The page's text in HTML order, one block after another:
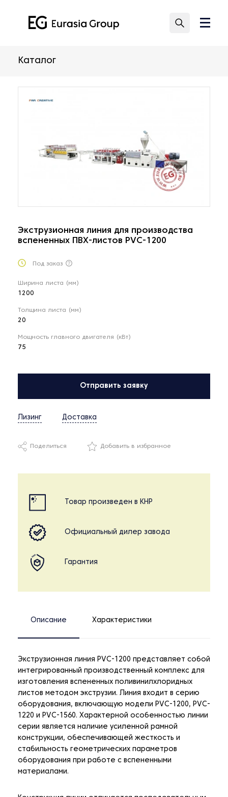
Каталог
Экструзионная линия для производства
вспененных ПВХ-листов PVC-1200
Под заказ
Ширина листа (мм)
1200
Толщина листа (мм)
20
Мощность главного двигателя (кВт)
75
Отправить заявку
Лизинг Доставка
Поделиться Добавить в избранное
Товар произведен в КНР
Официальный дилер завода
Гарантия
Описание Характеристики
Экструзионная линия PVC-1200 представляет собой
интегрированный производственный комплекс для
изготовления вспененных поливинилхлоридных
листов методом экструзии. Линия входит в серию
оборудования, включающую модели PVC-1200, PVC-
1220 и PVC-1560. Характерной особенностью линии
серии является наличие усиленной рамной
конструкции, обеспечивающей жесткость и
стабильность геометрических параметров
оборудования при работе с вспененными
материалами.